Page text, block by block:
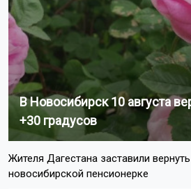
В Новосибирск 10 августа
+30 градусов
Жителя Дагестана заставили
новосибирской пенсионерке